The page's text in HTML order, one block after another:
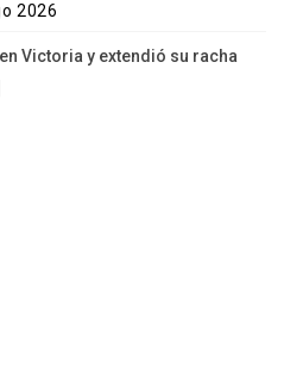
2026
Victoria y extendió su racha